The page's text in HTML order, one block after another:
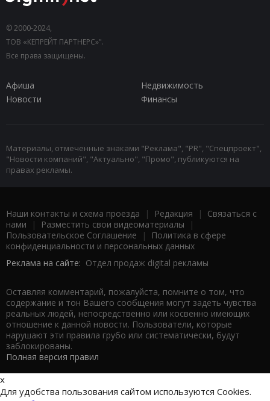
© 2000-2024,
ТОВ «КЕПРЕЙТ ПАРТНЕРС»".
Все права защищены.
Афиша
Недвижимость
Новости
Финансы
Материалы, отмеченные знаками "Реклама", "PR", "Спецпроект",
"Новости компаний", "Актуально", "Промо", публикуются на
правах рекламы.
Наши контакты и схема проезда | Редакция | Связаться с
нами | Разместить свои видеоматериалы |
Пользовательское Соглашение |
Политика в сфере
конфиденциальности и персональных данных
Реклама на сайте: Отдел продаж digital рекламы
Оставляя комментарий, пожалуйста, помните о том, что
содержание и тон Вашего сообщения могут задеть чувства
реальных людей, непосредственно или косвенно имеющих
отношение к данной новости. Пользователи, которые
нарушают эти правила грубо или систематически, будут
заблокированы.
Полная версия правил
x
Для удобства пользования сайтом используются Cookies.